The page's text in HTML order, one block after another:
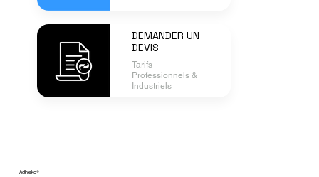
DEMANDER UN
DEVIS
Tarifs
Professionnels &
Industriels
Adheko®